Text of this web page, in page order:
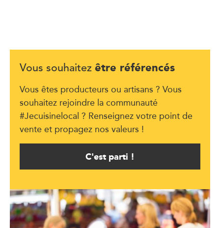
Vous souhaitez être référencés
Vous êtes producteurs ou artisans ? Vous
souhaitez rejoindre la communauté
#Jecuisinelocal ? Renseignez votre point de
vente et propagez nos valeurs !
C'est parti !